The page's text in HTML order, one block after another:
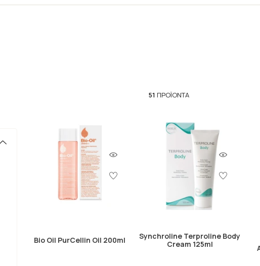
51 ΠΡΟΪΌΝΤΑ
Bio Oil PurCellin Oil 200ml
Synchroline Terproline Body
Cream 125ml